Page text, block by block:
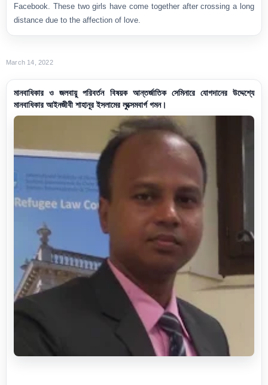
Facebook. These two girls have come together after crossing a long
distance due to the affection of love.
March 14, 2022
মানবাধিকার ও জলবায়ু পরিবর্তন বিষয়ক আন্তর্জাতিক সেমিনারে যোগদানের উদ্দেশ্যে
মানবাধিকার আইনজীবী শাহানূর ইসলামের লুক্সেমবার্গ গমন।